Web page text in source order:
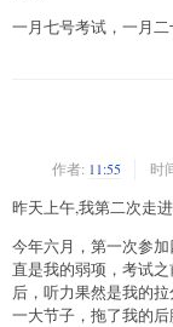
一月七号考试，一月二
作者: 11:55 时
昨天上午,我第二次走
今年六月，第一次参
直是我的弱项，考试
后，听力果然是我的
一大节子，拖了我的后